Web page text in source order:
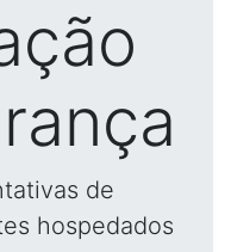
de
hospedados